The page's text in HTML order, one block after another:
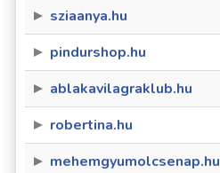
sziaanya.hu
pindurshop.hu
ablakavilagraklub.hu
robertina.hu
mehemgyumolcsenap.hu